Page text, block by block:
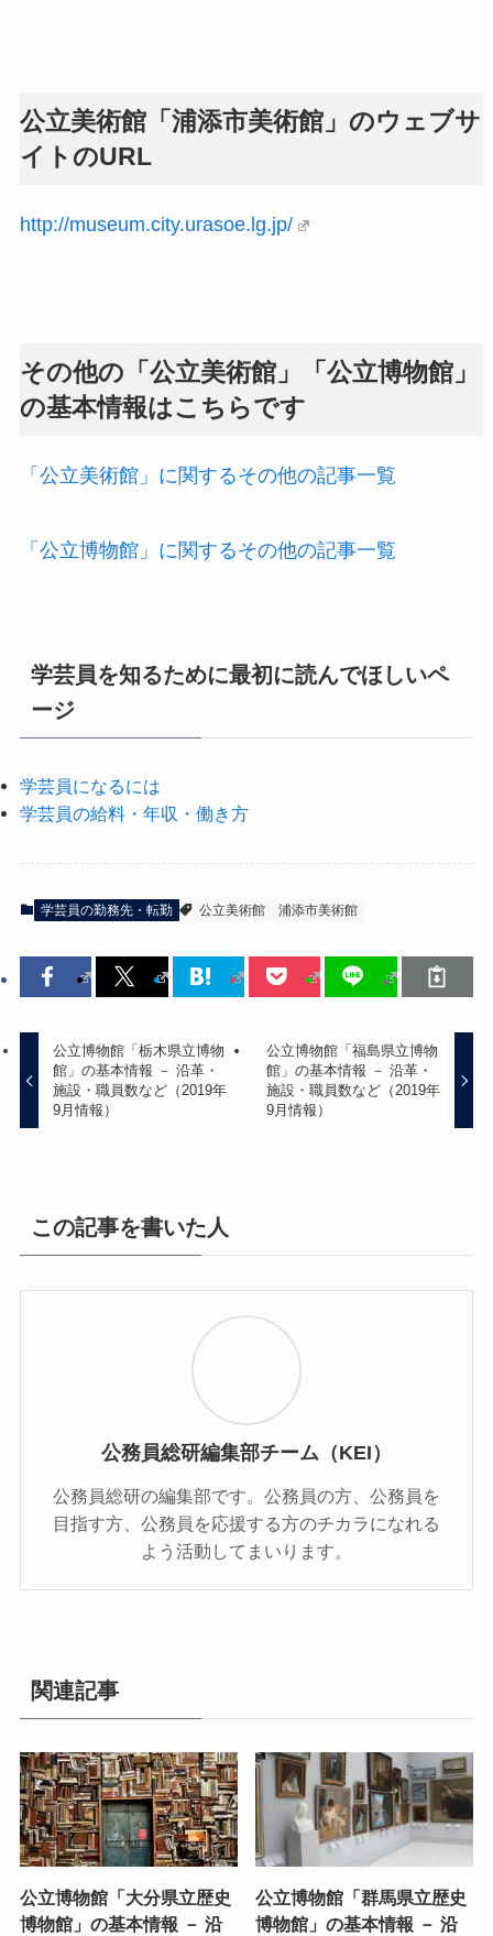
公立美術館「浦添市美術館」のウェブサ
イトのURL
http://museum.city.urasoe.lg.jp/
その他の「公立美術館」「公立博物館」
の基本情報はこちらです
「公立美術館」に関するその他の記事一覧
「公立博物館」に関するその他の記事一覧
学芸員を知るために最初に読んでほしいペ
ージ
学芸員になるには
学芸員の給料・年収・働き方
学芸員の勤務先・転勤 公立美術館 浦添市美術館
公立博物館「栃木県立博物
館」の基本情報 － 沿革・
施設・職員数など（2019年
9月情報）
公立博物館「福島県立博物
館」の基本情報 － 沿革・
施設・職員数など（2019年
9月情報）
この記事を書いた人
公務員総研編集部チーム（KEI）
公務員総研の編集部です。公務員の方、公務員を
目指す方、公務員を応援する方のチカラになれる
よう活動してまいります。
関連記事
公立博物館「大分県立歴史
博物館」の基本情報 － 沿
公立博物館「群馬県立歴史
博物館」の基本情報 － 沿